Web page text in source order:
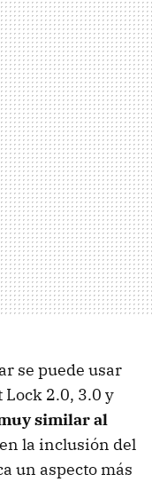
se puede usar
2.0, 3.0 y
similar al
la inclusión del
un aspecto más